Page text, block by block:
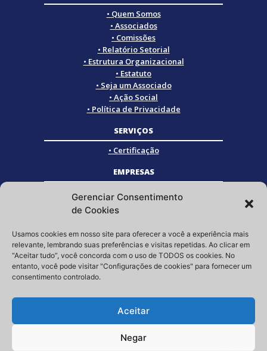
Gerenciar Consentimento
de Cookies
Usamos cookies em nosso site para oferecer a você a experiência mais
relevante, lembrando suas preferências e visitas repetidas. Ao clicar em
“Aceitar tudo”, você concorda com o uso de TODOS os cookies. No
entanto, você pode visitar "Configurações de cookies" para fornecer um
consentimento controlado.
Aceitar
Negar
• Quem Somos
• Associados
• Comissões
• Relatório Setorial
• Estrutura Organizacional
• Estatuto
• Seja um Associado
• Ação Social
• Política de Privacidade
SERVIÇOS
• Certificação
EMPRESAS
• Empresas Associadas
• Empresas Certificadas
• Empresas Parceiras
SOCIAL
Siga a GRISTEC nas redes sociais